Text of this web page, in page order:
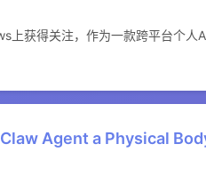
上获得关注，作为一款跨平台个人
Agent a Physical